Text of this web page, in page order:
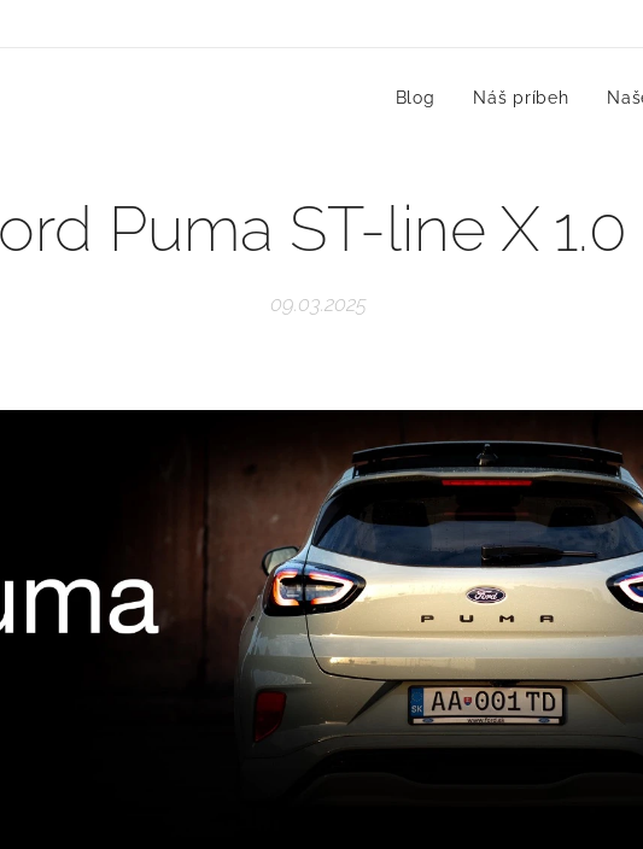
Blog Náš príbeh
Puma ST-line X 1.0
09.03.2025